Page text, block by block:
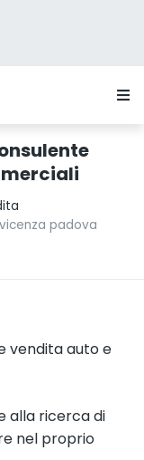
padova
vendita auto e
alla ricerca di
nel proprio